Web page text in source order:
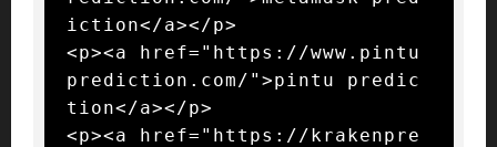
iction</a></p>
<p><a href="https://www.pintu
prediction.com/">pintu predic
tion</a></p>
<p><a href="https://krakenpre